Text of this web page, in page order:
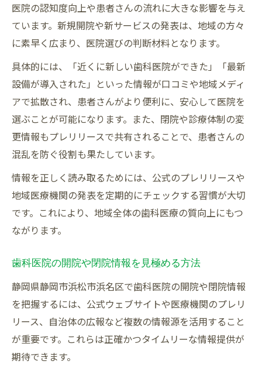
医院の認知度向上や患者さんの流れに大きな影響を与え
ています。新規開院や新サービスの発表は、地域の方々
に素早く広まり、医院選びの判断材料となります。
具体的には、「近くに新しい歯科医院ができた」「最新
設備が導入された」といった情報が口コミや地域メディ
アで拡散され、患者さんがより便利に、安心して医院を
選ぶことが可能になります。また、閉院や診療体制の変
更情報もプレリリースで共有されることで、患者さんの
混乱を防ぐ役割も果たしています。
情報を正しく読み取るためには、公式のプレリリースや
地域医療機関の発表を定期的にチェックする習慣が大切
です。これにより、地域全体の歯科医療の質向上にもつ
ながります。
歯科医院の開院や閉院情報を見極める方法
静岡県静岡市浜松市浜名区で歯科医院の開院や閉院情報
を把握するには、公式ウェブサイトや医療機関のプレリ
リース、自治体の広報など複数の情報源を活用すること
が重要です。これらは正確かつタイムリーな情報提供が
期待できます。